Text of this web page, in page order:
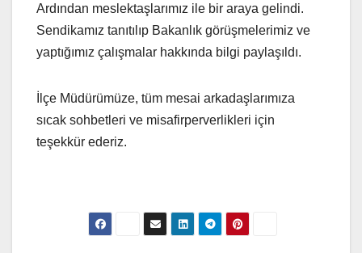
Ardından meslektaşlarımız ile bir araya gelindi.
Sendikamız tanıtılıp Bakanlık görüşmelerimiz ve
yaptığımız çalışmalar hakkında bilgi paylaşıldı.
İlçe Müdürümüze, tüm mesai arkadaşlarımıza
sıcak sohbetleri ve misafirperverlikleri için
teşekkür ederiz.